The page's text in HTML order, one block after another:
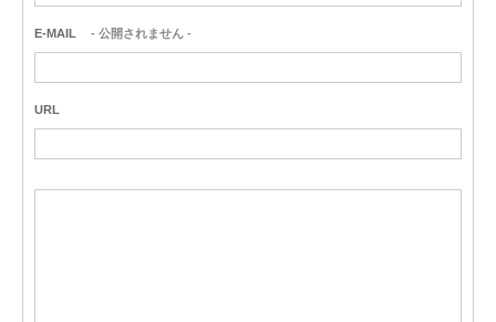
E-MAIL - 公開されません -
URL